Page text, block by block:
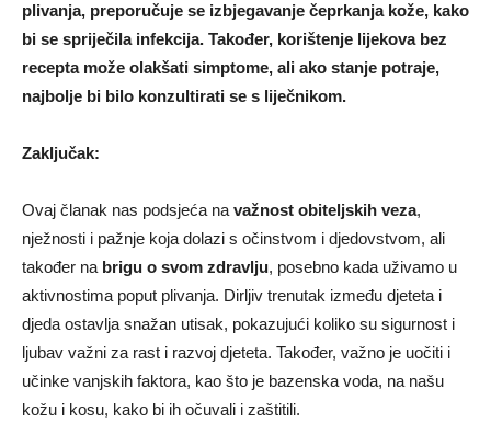
plivanja, preporučuje se izbjegavanje čeprkanja kože, kako
bi se spriječila infekcija. Također, korištenje lijekova bez
recepta može olakšati simptome, ali ako stanje potraje,
najbolje bi bilo konzultirati se s liječnikom.
Zaključak:
Ovaj članak nas podsjeća na važnost obiteljskih veza,
nježnosti i pažnje koja dolazi s očinstvom i djedovstvom, ali
također na brigu o svom zdravlju, posebno kada uživamo u
aktivnostima poput plivanja. Dirljiv trenutak između djeteta i
djeda ostavlja snažan utisak, pokazujući koliko su sigurnost i
ljubav važni za rast i razvoj djeteta. Također, važno je uočiti i
učinke vanjskih faktora, kao što je bazenska voda, na našu
kožu i kosu, kako bi ih očuvali i zaštitili.